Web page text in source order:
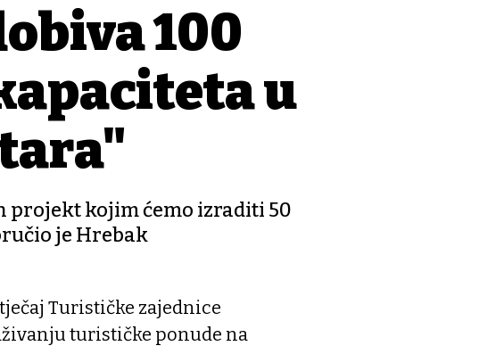
100
u
projekt kojim ćemo izraditi 50
je Hrebak
Turističke zajednice
turističke ponude na